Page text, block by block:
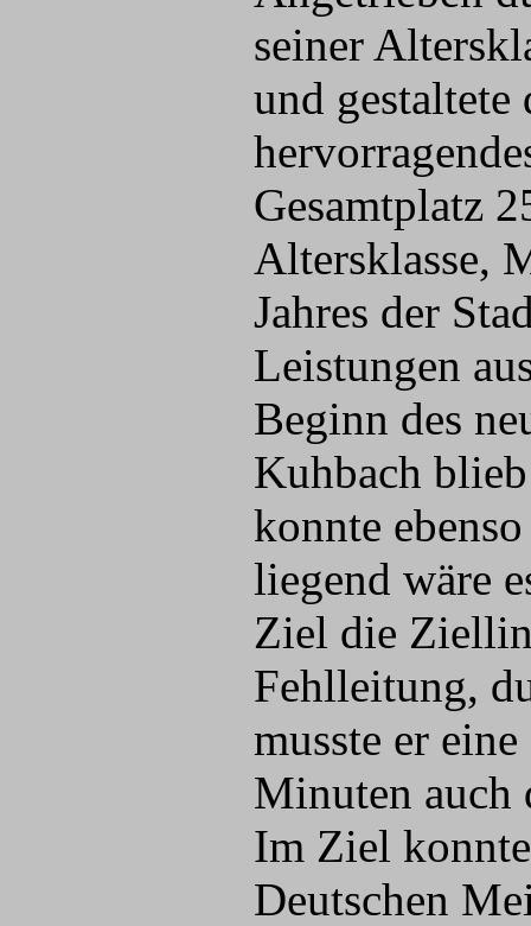
seiner
und
Gesamtplatz
Altersklasse,
Jahres der
Leistungen
Beginn des
Kuhbach
konnte
liegend wäre
Ziel die
Fehlleitung,
musste er
Minuten auch
Im Ziel
Deutschen